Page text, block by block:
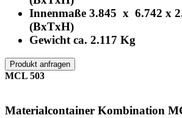
Innenmaße 3.845 x 6.742 x
(BxTxH)
Gewicht ca. 2.117 Kg
Produkt anfragen
MCL 503
Materialcontainer Kombination